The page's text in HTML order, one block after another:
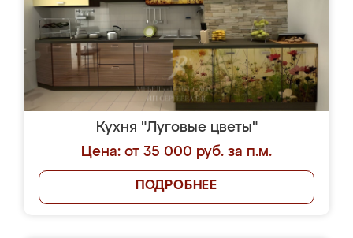
Кухня "Луговые цветы"
Цена: от 35 000 руб. за п.м.
ПОДРОБНЕЕ